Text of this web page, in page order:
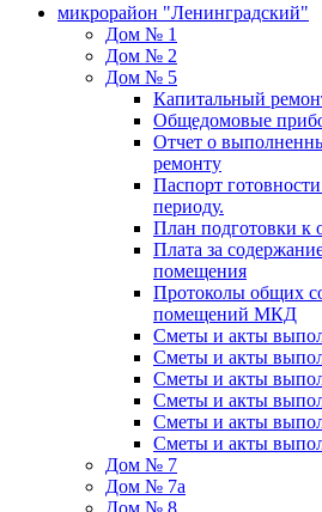
микрорайон "Ленинградский"
Дом № 1
Дом № 2
Дом № 5
Капитальный
Общедомовые
Отчет о
ремонту
Паспорт
периоду.
План подготовки к
Плата за
помещения
Протоколы общих
помещений МКД
Сметы и акты
Сметы и акты
Сметы и акты
Сметы и акты
Сметы и акты
Сметы и акты
Дом № 7
Дом № 7а
Дом № 8